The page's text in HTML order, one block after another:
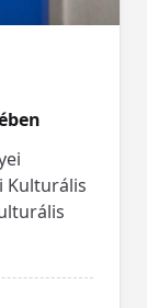
Kulturális